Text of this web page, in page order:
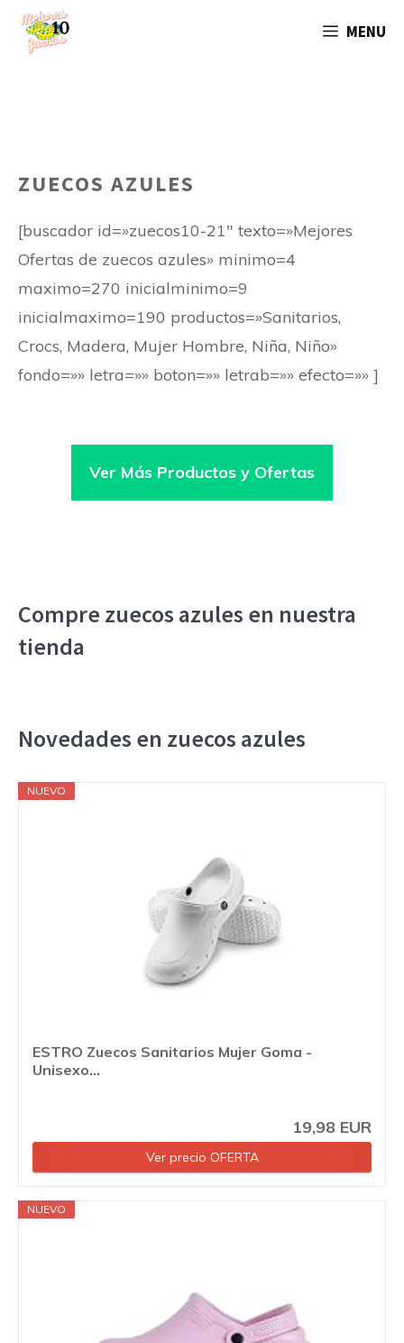
Saltar
MENU
ZUECOS AZULES
[buscador id=»zuecos10-21″ texto=»Mejores
Ofertas de zuecos azules» minimo=4
maximo=270 inicialminimo=9
inicialmaximo=190 productos=»Sanitarios,
Crocs, Madera, Mujer Hombre, Niña, Niño»
fondo=»» letra=»» boton=»» letrab=»» efecto=»» ]
Ver Más Productos y Ofertas
Compre zuecos azules en nuestra
tienda
Novedades en zuecos azules
NUEVO
ESTRO Zuecos Sanitarios Mujer Goma -
Unisexo...
19,98 EUR
Ver precio OFERTA
NUEVO